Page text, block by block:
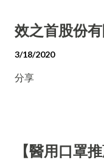
效之首股份
3/18/2020
分享
【醫用口罩